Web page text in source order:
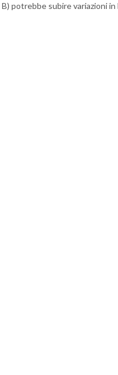
potrebbe subire variazioni